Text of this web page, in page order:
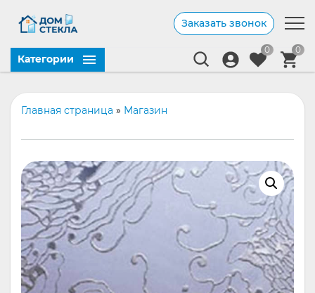
Заказать звонок
Категории
0 0
Главная страница » Магазин